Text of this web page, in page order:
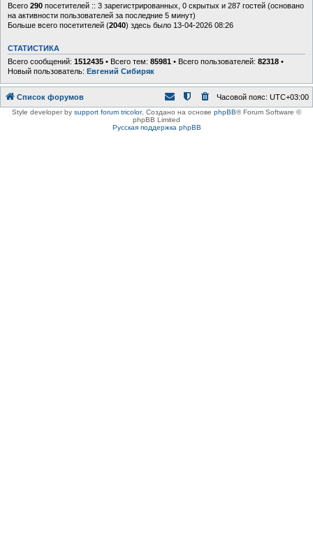
Всего 290 посетителей :: 3 зарегистрированных, 0 скрытых и 287 гостей (основано
на активности пользователей за последние 5 минут)
Больше всего посетителей (2040) здесь было 13-04-2026 08:26
СТАТИСТИКА
Всего сообщений: 1512435 • Всего тем: 85981 • Всего пользователей: 82318 •
Новый пользователь: Евгений Сибиряк
Список форумов Часовой пояс: UTC+03:00
Style developer by support forum tricolor, Создано на основе phpBB® Forum Software ©
phpBB Limited
Русская поддержка phpBB